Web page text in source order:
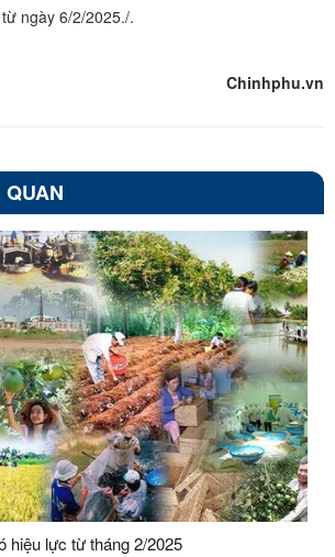
ngày 6/2/2025./.
Chinhphu.vn
hiệu lực từ tháng 2/2025